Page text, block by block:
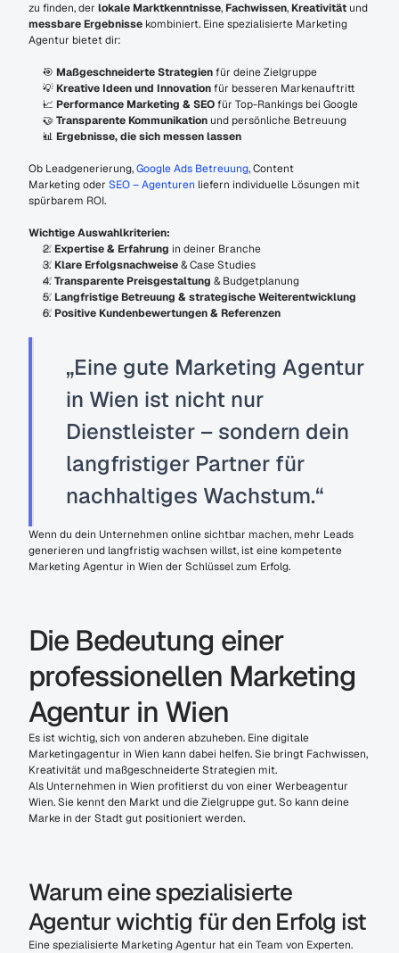
zu finden, der lokale Marktkenntnisse, Fachwissen, Kreativität
messbare Ergebnisse kombiniert. Eine spezialisierte Marketing
Agentur bietet dir:
🎯 Maßgeschneiderte Strategien für deine Zielgruppe
💡 Kreative Ideen und Innovation für besseren Markenauftritt
📈 Performance Marketing & SEO für Top-Rankings bei Google
🤝 Transparente Kommunikation und persönliche Betreuung
📊 Ergebnisse, die sich messen lassen
Ob Leadgenerierung, Google Ads Betreuung, Content
Marketing oder SEO – Agenturen liefern individuelle Lösungen mit
spürbarem ROI.
Wichtige Auswahlkriterien:
✅ Expertise & Erfahrung in deiner Branche
✅ Klare Erfolgsnachweise & Case Studies
✅ Transparente Preisgestaltung & Budgetplanung
✅ Langfristige Betreuung & strategische Weiterentwicklung
✅ Positive Kundenbewertungen & Referenzen
„Eine gute Marketing Agentur
in Wien ist nicht nur
Dienstleister – sondern dein
langfristiger Partner für
nachhaltiges Wachstum.“
Wenn du dein Unternehmen online sichtbar machen, mehr Leads
generieren und langfristig wachsen willst, ist eine kompetente
Marketing Agentur in Wien der Schlüssel zum Erfolg.
Die Bedeutung einer
professionellen Marketing
Agentur in Wien
Es ist wichtig, sich von anderen abzuheben. Eine digitale
Marketingagentur in Wien kann dabei helfen. Sie bringt Fachwissen,
Kreativität und maßgeschneiderte Strategien mit.
Als Unternehmen in Wien profitierst du von einer Werbeagentur
Wien. Sie kennt den Markt und die Zielgruppe gut. So kann deine
Marke in der Stadt gut positioniert werden.
Warum eine spezialisierte
Agentur wichtig für den Erfolg ist
Eine spezialisierte Marketing Agentur hat ein Team von Experten.